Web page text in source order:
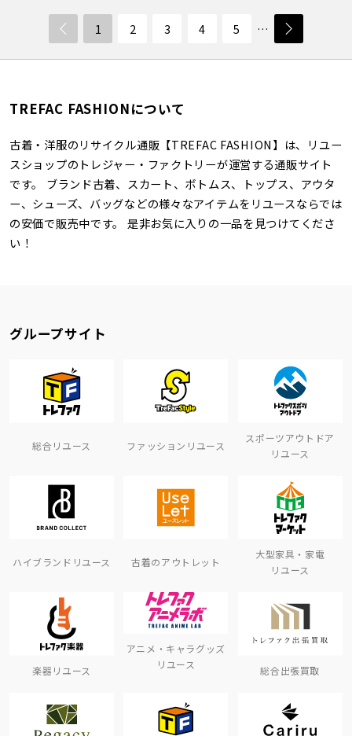
1 2 3 4 5 …
TREFAC FASHIONについて
古着・洋服のリサイクル通販【TREFAC FASHION】は、リユー
スショップのトレジャー・ファクトリーが運営する通販サイト
です。 ブランド古着、スカート、ボトムス、トップス、アウタ
ー、シューズ、バッグなどの様々なアイテムをリユースならでは
の安価で販売中です。 是非お気に入りの一品を見つけてくださ
い！
グループサイト
総合リユース ファッションリユース
スポーツアウトドア
リユース
ハイブランドリユース 古着のアウトレット
大型家具・家電
リユース
楽器リユース
アニメ・キャラグッズ
リユース
総合出張買取